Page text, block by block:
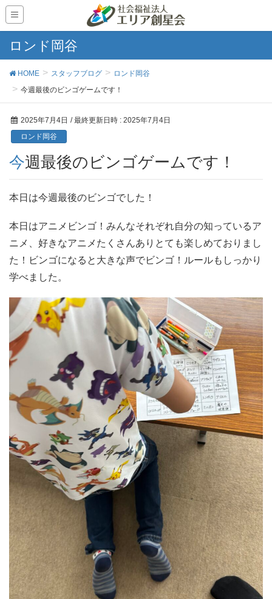
ロンド岡谷
HOME スタッフブログ
ロンド岡谷
今週最後のビンゴゲームです！
2025年7月4日 / 最終更新日時 : 2025年7月4日
ロンド岡谷
今週最後のビンゴゲームです！
本日は今週最後のビンゴでした！
本日はアニメビンゴ！みんなそれぞれ自分の知っているア
ニメ、好きなアニメたくさんありとても楽しめておりまし
た！ビンゴになると大きな声でビンゴ！ルールもしっかり
学べました。